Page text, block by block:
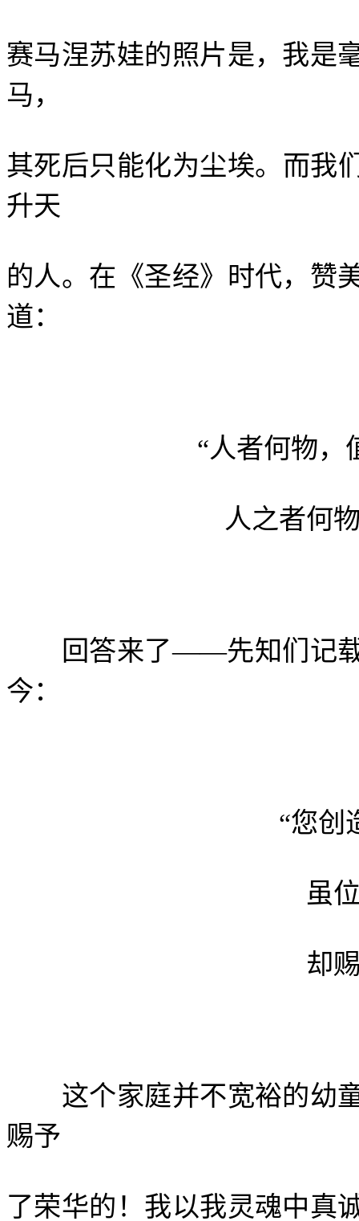
赛马涅苏娃的照片是，我是
马，
其死后只能化为尘埃。而
升天
的人。在《圣经》时代，赞
道：
“人者何物，值得
人之者何物，值
回答来了——先知们记载
今：
“您创造了
虽位居天使
却赐予荣
这个家庭并不宽裕的幼童
赐予
了荣华的！我以我灵魂中真